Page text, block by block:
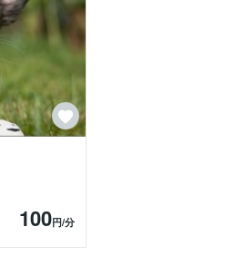
100円/分